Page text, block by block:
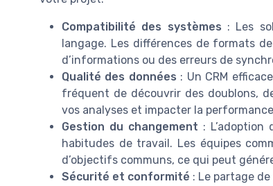
Compatibilité des systèmes : Les
langage. Les différences de formats
d’informations ou des erreurs de
Qualité des données : Un CRM
fréquent de découvrir des doublons,
vos analyses et impacter la
Gestion du changement :
habitudes de travail. Les équipes
d’objectifs communs, ce qui peut
Sécurité et conformité : Le partage